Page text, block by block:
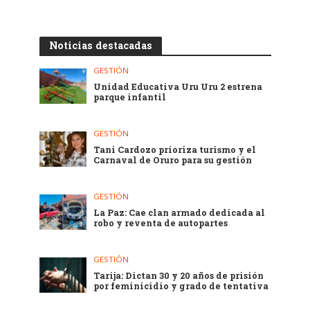
Noticias destacadas
GESTIÓN
Unidad Educativa Uru Uru 2 estrena
parque infantil
GESTIÓN
Tani Cardozo prioriza turismo y el
Carnaval de Oruro para su gestión
GESTIÓN
La Paz: Cae clan armado dedicada al
robo y reventa de autopartes
GESTIÓN
Tarija: Dictan 30 y 20 años de prisión
por feminicidio y grado de tentativa